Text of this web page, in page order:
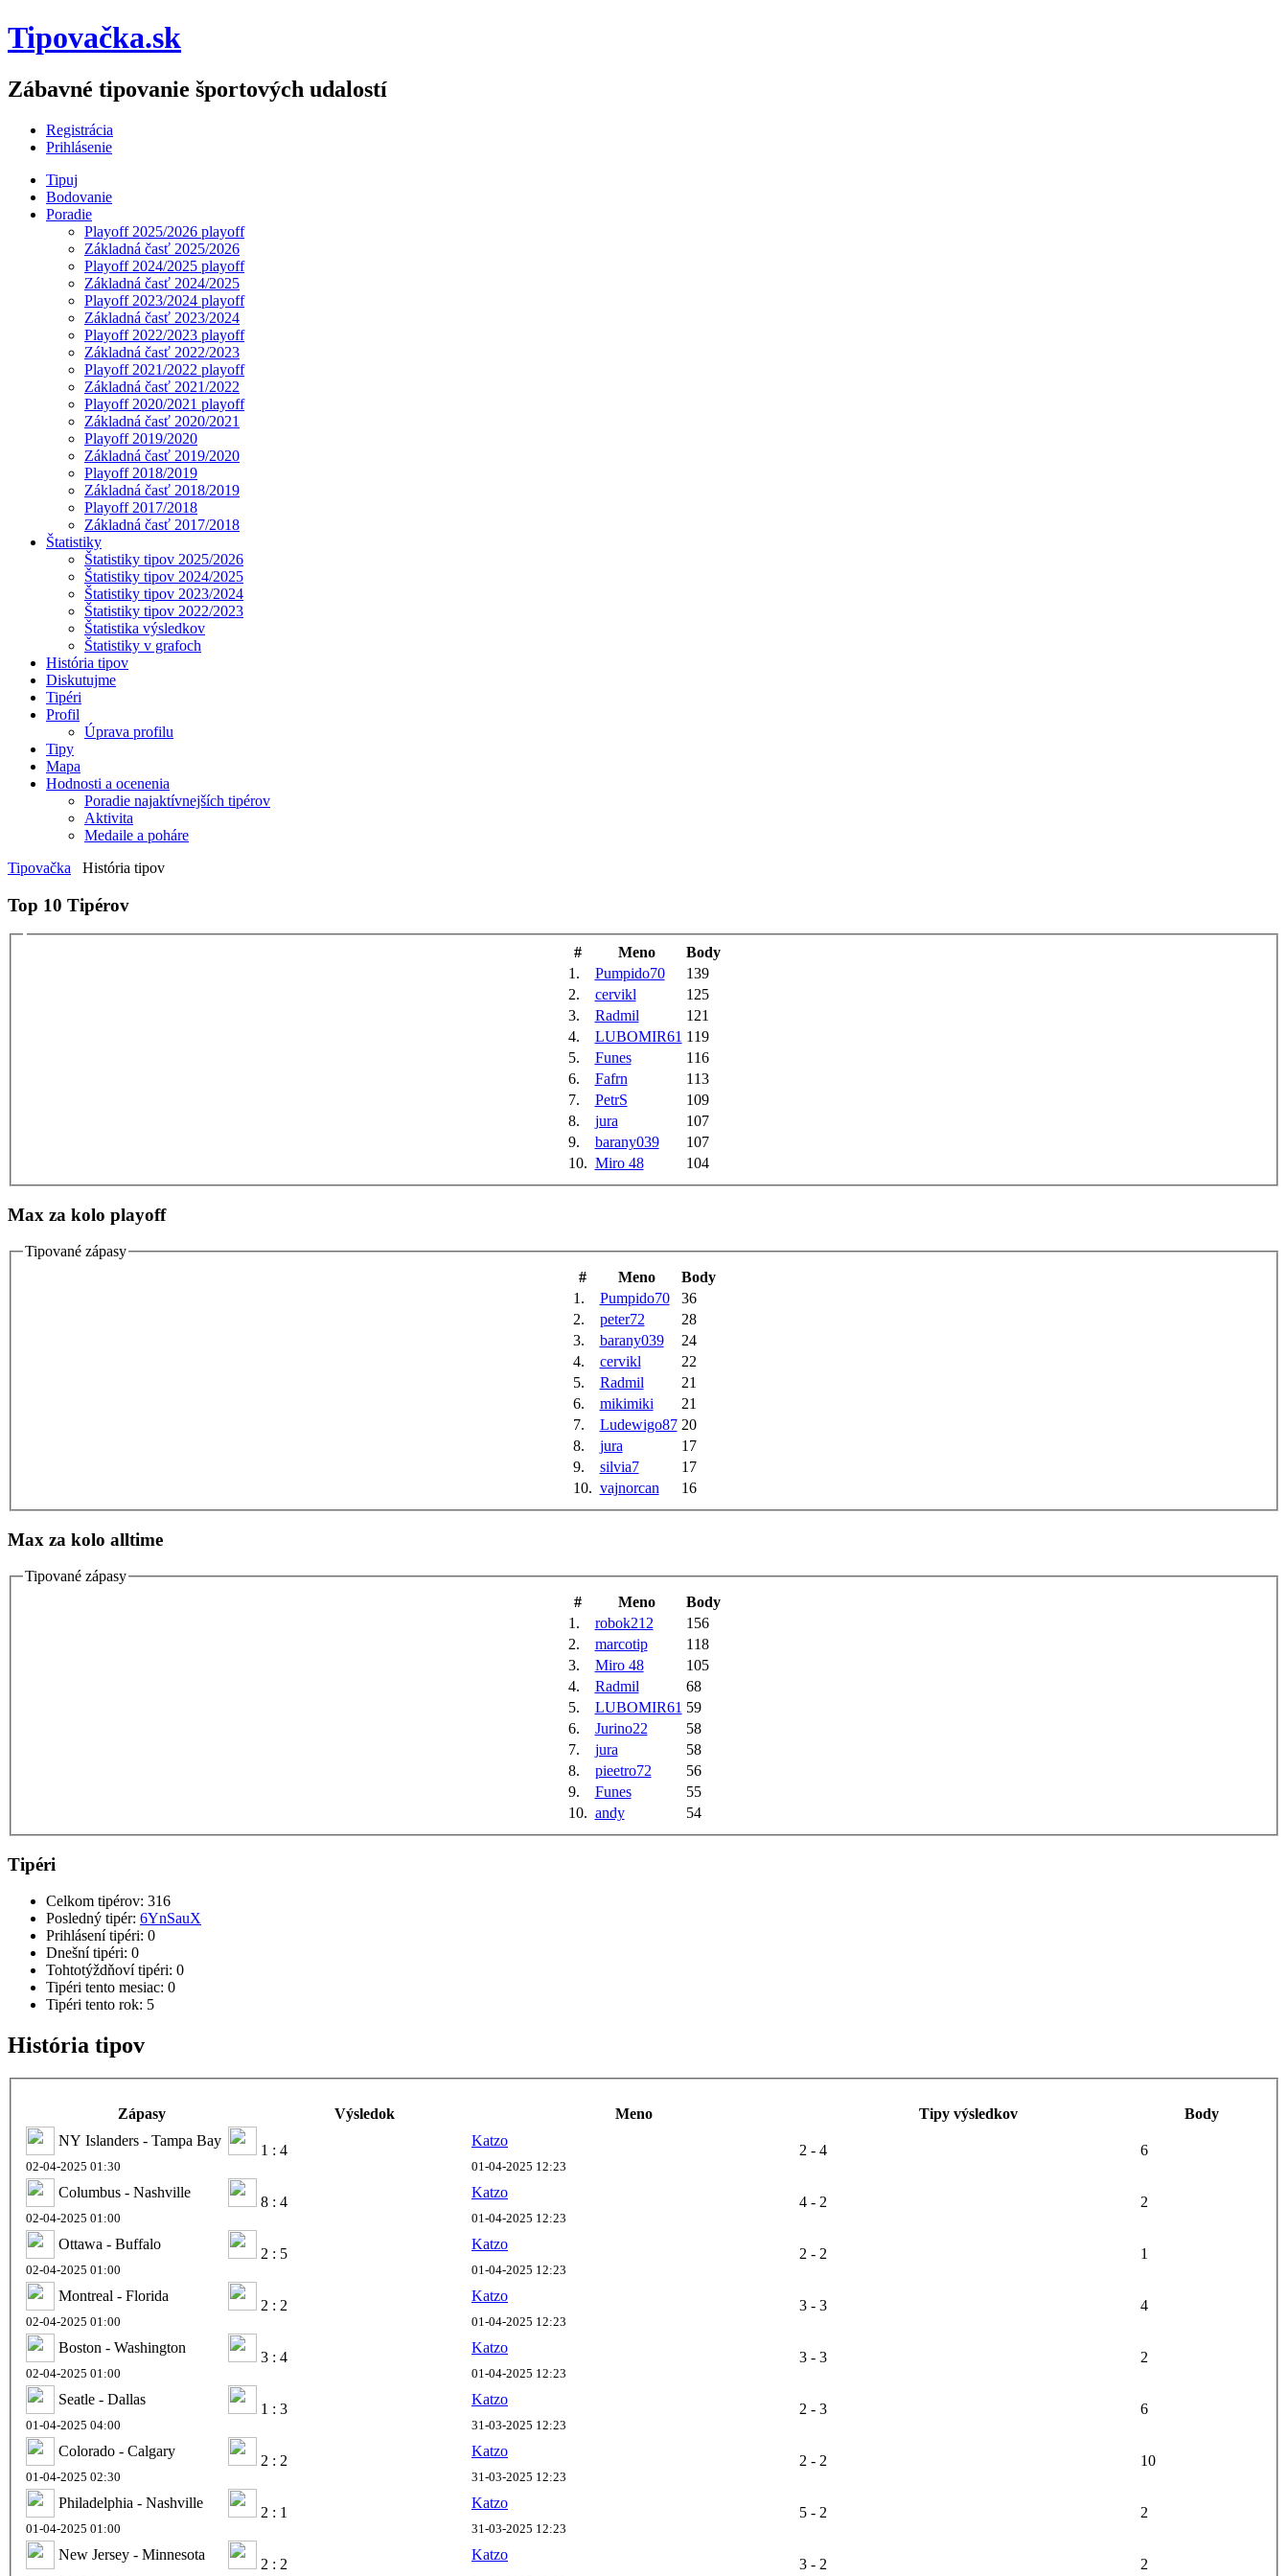
Tipovačka.sk
Zábavné tipovanie športových udalostí
Registrácia
Prihlásenie
Tipuj
Bodovanie
Poradie
Playoff 2025/2026 playoff
Základná časť 2025/2026
Playoff 2024/2025 playoff
Základná časť 2024/2025
Playoff 2023/2024 playoff
Základná časť 2023/2024
Playoff 2022/2023 playoff
Základná časť 2022/2023
Playoff 2021/2022 playoff
Základná časť 2021/2022
Playoff 2020/2021 playoff
Základná časť 2020/2021
Playoff 2019/2020
Základná časť 2019/2020
Playoff 2018/2019
Základná časť 2018/2019
Playoff 2017/2018
Základná časť 2017/2018
Štatistiky
Štatistiky tipov 2025/2026
Štatistiky tipov 2024/2025
Štatistiky tipov 2023/2024
Štatistiky tipov 2022/2023
Štatistika výsledkov
Štatistiky v grafoch
História tipov
Diskutujme
Tipéri
Profil
Úprava profilu
Tipy
Mapa
Hodnosti a ocenenia
Poradie najaktívnejších tipérov
Aktivita
Medaile a poháre
Tipovačka
História tipov
Top 10 Tipérov
# Meno
Body
1.
Pumpido70
139
2.
cervikl
125
3.
Radmil
121
4.
LUBOMIR61 119
5.
Funes
116
6.
Fafrn
113
7.
PetrS
109
8.
jura
107
9.
barany039
107
10. Miro 48 104
Max za kolo playoff
Tipované zápasy
#
Meno
Body
1.
Pumpido70
36
2.
peter72
28
3.
barany039
24
4.
cervikl
22
5.
Radmil
21
6.
mikimiki
21
7.
Ludewigo87 20
8.
jura
17
9.
silvia7
17
10. vajnorcan 16
Max za kolo alltime
Tipované zápasy
#
Meno
Body
1.
robok212
156
2.
marcotip
118
3.
Miro 48
105
4.
Radmil
68
5.
LUBOMIR61 59
6.
Jurino22
58
7.
jura
58
8.
pieetro72
56
9.
Funes
55
10. andy 54
Tipéri
Celkom tipérov: 316
Posledný tipér: 6YnSauX
Prihlásení tipéri: 0
Dnešní tipéri: 0
Tohtotýždňoví tipéri: 0
Tipéri tento mesiac: 0
Tipéri tento rok: 5
História tipov
Zápasy Výsledok Meno Tipy výsledkov
Body
NY Islanders - Tampa Bay
1 : 4
Katzo
2 - 4 6
02-04-2025 01:30 01-04-2025 12:23
Columbus - Nashville
8 : 4
Katzo
4 - 2 2
02-04-2025 01:00 01-04-2025 12:23
Ottawa - Buffalo
2 : 5
Katzo
2 - 2 1
02-04-2025 01:00 01-04-2025 12:23
Montreal - Florida
2 : 2
Katzo
3 - 3 4
02-04-2025 01:00 01-04-2025 12:23
Boston - Washington
3 : 4
Katzo
3 - 3 2
02-04-2025 01:00 01-04-2025 12:23
Seatle - Dallas
1 : 3
Katzo
2 - 3 6
01-04-2025 04:00 31-03-2025 12:23
Colorado - Calgary
2 : 2
Katzo
2 - 2 10
01-04-2025 02:30 31-03-2025 12:23
Philadelphia - Nashville
2 : 1
Katzo
5 - 2 2
01-04-2025 01:00 31-03-2025 12:23
New Jersey - Minnesota
2 : 2
Katzo
3 - 2 2